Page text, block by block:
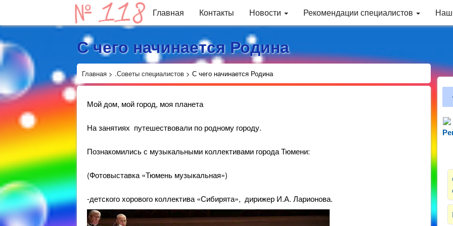
Главная Контакты Новости Рекомендации специалистов
С чего начинается Родина
Главная > .Советы специалистов > С чего начинается Родина
Мой дом, мой город, моя планета
На занятиях путешествовали по родному городу.
Познакомились с музыкальными коллективами города Тюмени:
(Фотовыставка «Тюмень музыкальная»)
-детского хорового коллектива «Сибирята», дирижер И.А. Ларионова.